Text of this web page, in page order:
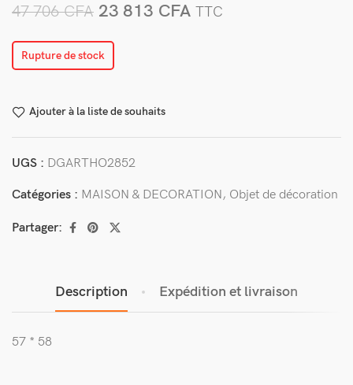
47 706CFA 23 813 CFA TTC
Rupture de stock
Ajouter à la liste de souhaits
UGS : DGARTHO2852
Catégories : MAISON & DECORATION, Objet de décoration
Partager:
Description Expédition et livraison
57 * 58